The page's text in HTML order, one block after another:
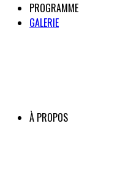
PROGRAMME
GALERIE
À PROPOS